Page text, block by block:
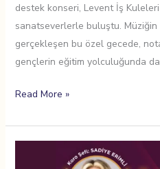
destek konseri, Levent İş
sanatseverlerle buluştu.
gerçekleşen bu özel gecede,
gençlerin eğitim yolculuğunda da
Read More »